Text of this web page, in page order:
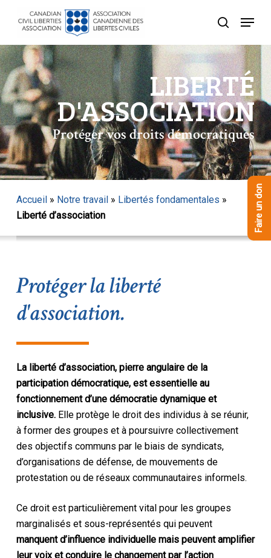
content
recherche
Menu
LIBERTÉ
D'ASSOCIATION
Protéger vos droits démocratiques
Accueil» Notre travail» Libertés fondamentales »
Liberté d’association
Protéger la liberté
d'association.
La liberté d’association, pierre angulaire de la
participation démocratique, est essentielle au
fonctionnement d’une démocratie dynamique et
inclusive.Elle protège le droit des individus à se réunir,
à former des groupes et à poursuivre collectivement
des objectifs communs par le biais de syndicats,
d’organisations de défense, de mouvements de
protestation ou de réseaux communautaires informels.
Ce droit est particulièrement vital pour les groupes
marginalisés et sous-représentés qui peuvent
manquent d’influence individuelle mais peuvent amplifier
leur voix et conduire le changement par l’action
Menu
Faire un don